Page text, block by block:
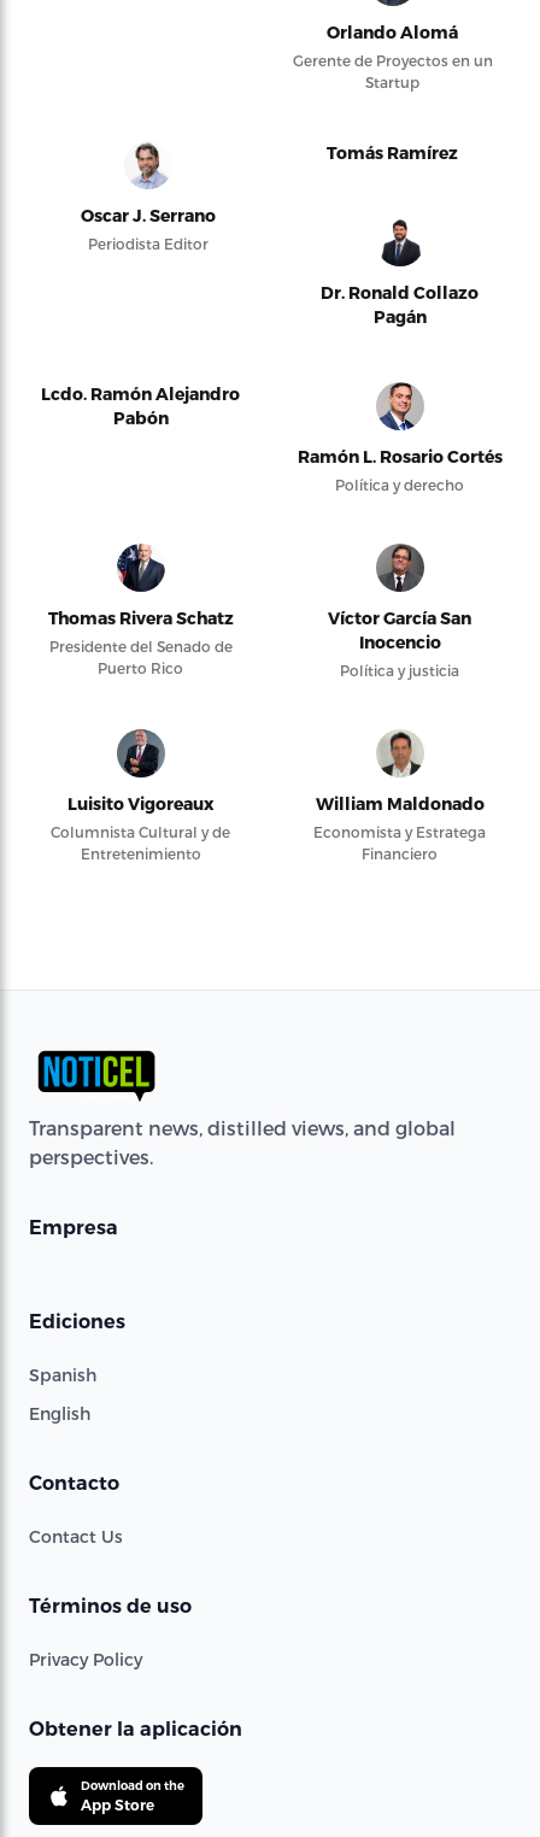
Orlando Alomá
Gerente de Proyectos en un
Startup
Oscar J. Serrano
Periodista Editor
Tomás Ramírez
Dr. Ronald Collazo
Pagán
Lcdo. Ramón Alejandro
Pabón
Ramón L. Rosario Cortés
Política y derecho
Thomas Rivera Schatz
Presidente del Senado de
Puerto Rico
Víctor García San
Inocencio
Política y justicia
Luisito Vigoreaux
Columnista Cultural y de
Entretenimiento
William Maldonado
Economista y Estratega
Financiero
Transparent news, distilled views, and global
perspectives.
Empresa
Ediciones
Spanish
English
Contacto
Contact Us
Términos de uso
Privacy Policy
Obtener la aplicación
Download on the
App Store